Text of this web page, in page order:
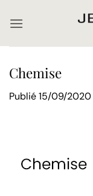
Chemise
Publié15/09/2020